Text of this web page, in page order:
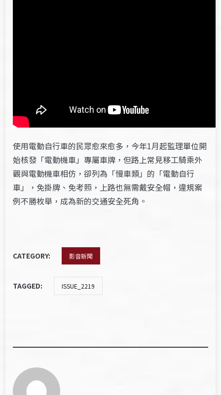
使用電動自行車的民眾愈來愈多，今年1月起監理單位開
始核發「電動機車」專屬車牌，但路上常見移工騎乘外
觀與電動機車相仿，卻列為「慢車類」的「電動自行
車」，免掛牌、免考照，上路也無需戴安全帽，違規案
例不勝枚舉，成為新的交通安全死角 。
CATEGORY: 影音新聞
TAGGED: ISSUE_2219